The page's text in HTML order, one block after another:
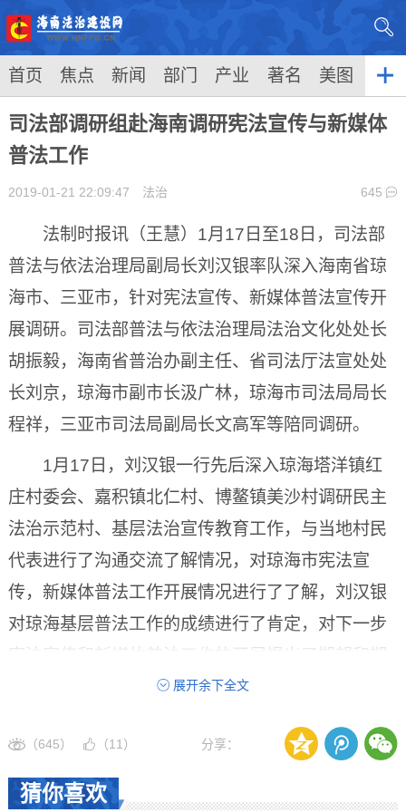
首页 焦点 新闻 部门 产业 著名 美图
司法部调研组赴海南调研宪法宣传与新媒体
普法工作
2019-01-21 22:09:47 法治 645
法制时报讯（王慧）1月17日至18日，司法部
普法与依法治理局副局长刘汉银率队深入海南省琼
海市、三亚市，针对宪法宣传、新媒体普法宣传开
展调研。司法部普法与依法治理局法治文化处处长
胡振毅，海南省普治办副主任、省司法厅法宣处处
长刘京，琼海市副市长汲广林，琼海市司法局局长
程祥，三亚市司法局副局长文高军等陪同调研。
1月17日，刘汉银一行先后深入琼海塔洋镇红
庄村委会、嘉积镇北仁村、博鳌镇美沙村调研民主
法治示范村、基层法治宣传教育工作，与当地村民
代表进行了沟通交流了解情况，对琼海市宪法宣
传，新媒体普法工作开展情况进行了了解，刘汉银
对琼海基层普法工作的成绩进行了肯定，对下一步
展开余下全文
（645） （11 ） 分享：
猜你喜欢